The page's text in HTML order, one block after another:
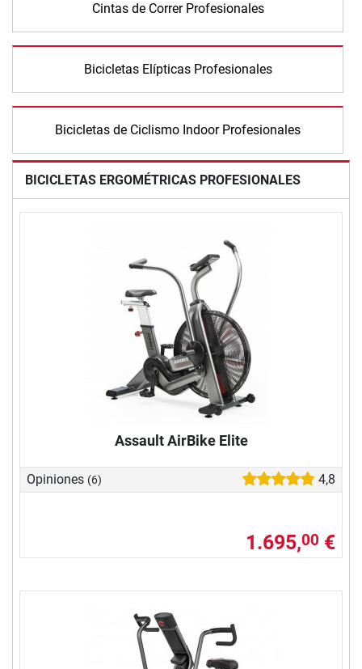
Cintas de Correr Profesionales
Bicicletas Elípticas Profesionales
Bicicletas de Ciclismo Indoor Profesionales
BICICLETAS ERGOMÉTRICAS PROFESIONALES
Assault AirBike Elite
Opiniones (6) 4,8
1.695,00 €